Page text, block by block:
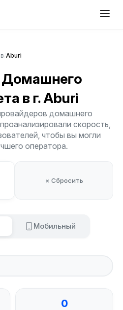
Aburi
Домашнего
в г. Aburi
домашнего
скорость,
чтобы вы могли
оператора.
× Сбросить
Мобильный
0